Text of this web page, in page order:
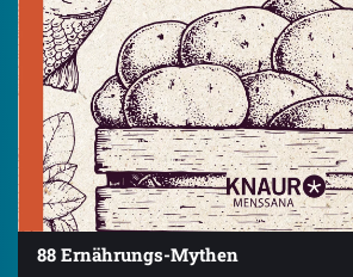
88 Ernährungs-Mythen